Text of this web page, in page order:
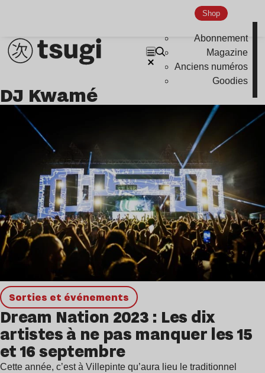
Shop
Abonnement
Magazine
Anciens numéros
Goodies
DJ Kwamé
Sorties et événements
Dream Nation 2023 : Les dix
artistes à ne pas manquer les 15
et 16 septembre
Cette année, c’est à Villepinte qu’aura lieu le traditionnel